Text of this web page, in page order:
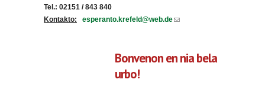
Tel.: 02151 / 843 840
Kontakto:
esperanto.krefeld@web.de(link sends e-
Bonvenon en nia bela
urbo!